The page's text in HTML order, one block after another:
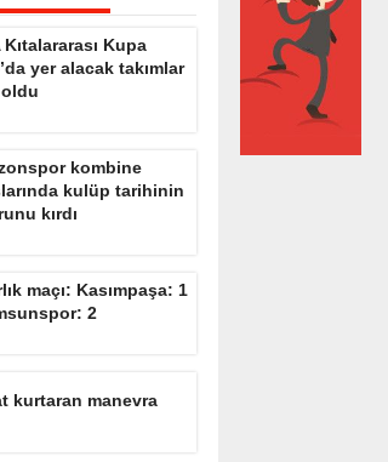
Kıtalararası Kupa
yer alacak takımlar
kombine
kulüp tarihinin
kırdı
maçı: Kasımpaşa: 1
2
kurtaran manevra